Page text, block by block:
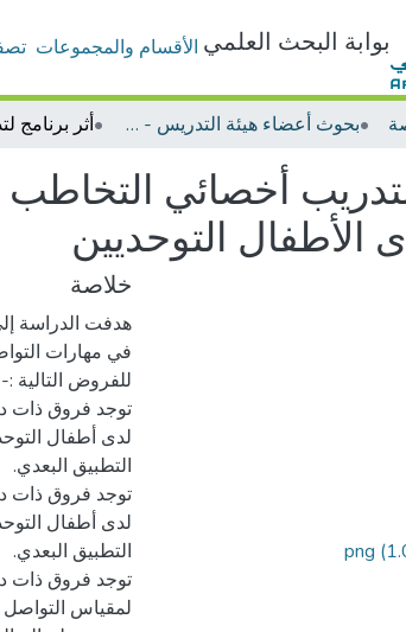
بوابة البحث العلمي الأقسام والمجموعات
بحوث أعضاء هيئة التدريس - التربية الخاصة
الأطفال التوحديين
خلاصة
في مهارات